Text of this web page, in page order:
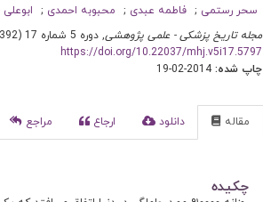
سحر رستمی فاطمه عبدی محبوبه احمدی
ابوعلی
مجله تاریخ پزشکی - علمی پژوهشی, دوره 5 شماره 17 (1392), 24 فوریهٔ 2014
https://doi.org/10.22037/mhj.v5i17.5797
چاپ شده:2014-02-19
مقاله دانلود ارجاع مراجع
چکیده